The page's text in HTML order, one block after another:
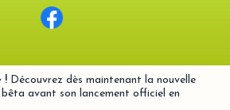
! Découvrez dès maintenant la nouvelle
avant son lancement officiel en